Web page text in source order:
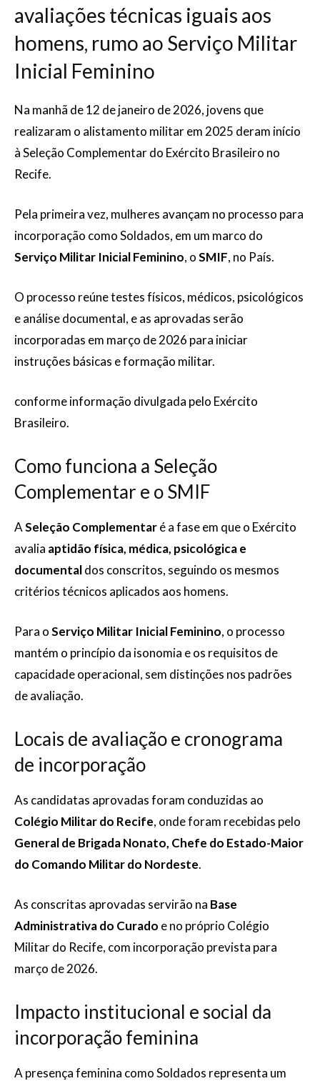
avaliações técnicas iguais aos
homens, rumo ao Serviço Militar
Inicial Feminino
Na manhã de 12 de janeiro de 2026, jovens que
realizaram o alistamento militar em 2025 deram início
à Seleção Complementar do Exército Brasileiro no
Recife.
Pela primeira vez, mulheres avançam no processo para
incorporação como Soldados, em um marco do
Serviço Militar Inicial Feminino, oSMIF, no País.
O processo reúne testes físicos, médicos, psicológicos
e análise documental, e as aprovadas serão
incorporadas em março de 2026 para iniciar
instruções básicas e formação militar.
conforme informação divulgada pelo Exército
Brasileiro.
Como funciona a Seleção
Complementar e o SMIF
ASeleção Complementaré a fase em que o Exército
avalia aptidão física, médica, psicológica e
documentaldos conscritos, seguindo os mesmos
critérios técnicos aplicados aos homens.
Para oServiço Militar Inicial Feminino, o processo
mantém o princípio da isonomia e os requisitos de
capacidade operacional, sem distinções nos padrões
de avaliação.
Locais de avaliação e cronograma
de incorporação
As candidatas aprovadas foram conduzidas ao
Colégio Militar do Recife, onde foram recebidas pelo
General de Brigada Nonato, Chefe do Estado-Maior
do Comando Militar do Nordeste.
As conscritas aprovadas servirão na Base
Administrativa do Curado e no próprio Colégio
Militar do Recife, com incorporação prevista para
março de 2026.
Impacto institucional e social da
incorporação feminina
A presença feminina como Soldados representa um